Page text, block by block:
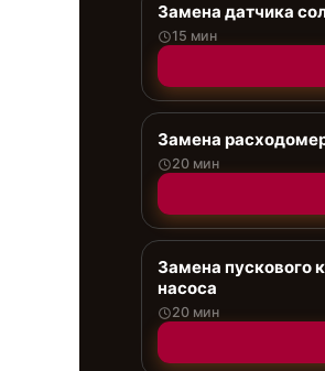
Замена датчика
15 мин
Замена
20 мин
Замена пускового
насоса
20 мин